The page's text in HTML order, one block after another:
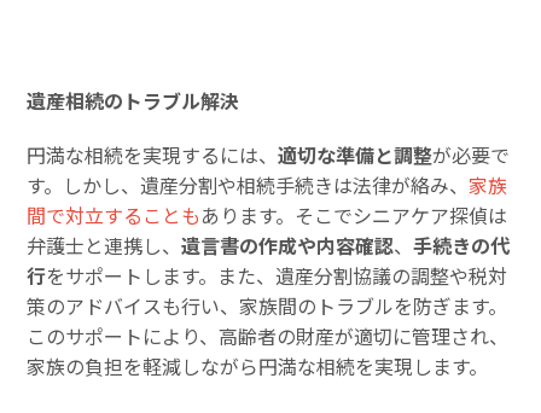
遺産相続のトラブル解決
円満な相続を実現するには、適切な準備と調整が必要で
す。しかし、遺産分割や相続手続きは法律が絡み、家族
間で対立することもあります。そこでシニアケア探偵は
弁護士と連携し、遺言書の作成や内容確認、手続きの代
行をサポートします。また、遺産分割協議の調整や税対
策のアドバイスも行い、家族間のトラブルを防ぎます。
このサポートにより、高齢者の財産が適切に管理され、
家族の負担を軽減しながら円満な相続を実現します。